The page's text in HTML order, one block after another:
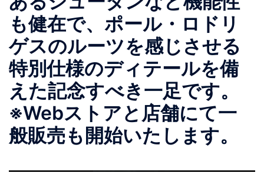
も健在で、ポール・ロドリ
ゲスのルーツを感じさせる
特別仕様のディテールを備
えた記念すべき一足です。
※Webストアと店舗にて一
般販売も開始いたします。